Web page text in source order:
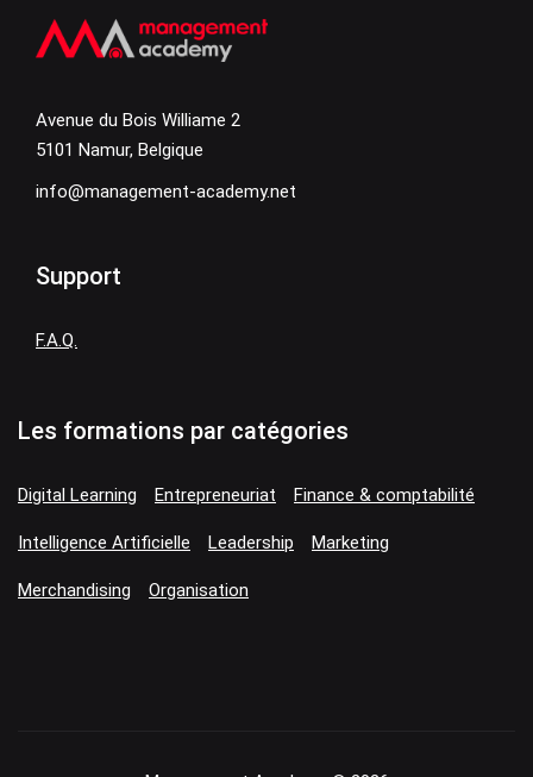
Avenue du Bois Williame 2
5101 Namur, Belgique
info@management-academy.net
Support
F.A.Q.
Les formations par catégories
Digital Learning Entrepreneuriat Finance & comptabilité
Intelligence Artificielle Leadership Marketing
Merchandising Organisation